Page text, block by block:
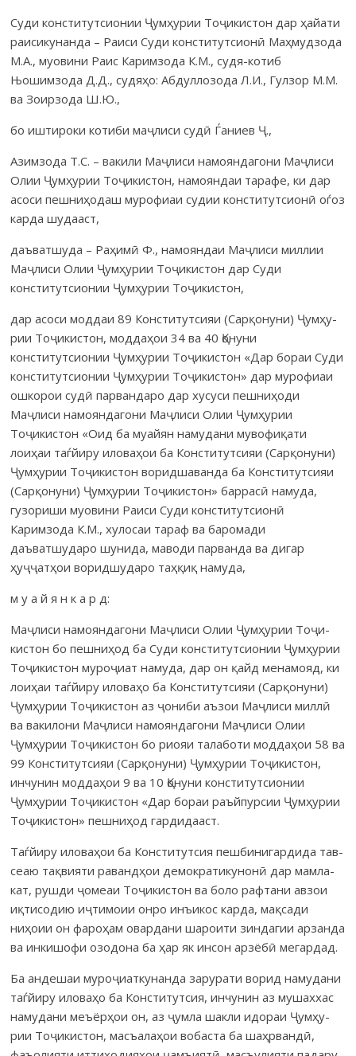
Суди конститутсионии Ҷумҳурии Тоҷикистон дар ҳайати
раисикунанда – Раиси Суди конститутсионӣ Маҳмудзода
М.А., муовини Раис Кари­мзода К.М., судя-котиб
Њошимзода Д.Д., судяҳо: Абдуллозода Л.И., Гулзор М.М.
ва Зоирзода Ш.Ю.,
бо иштироки котиби маҷлиси судӣ Ѓаниев Ҷ.,
Азимзода Т.С. – вакили Маҷлиси намояндагони Маҷлиси
Олии Ҷумҳурии Тоҷи­кис­тон, намояндаи тарафе, ки дар
асоси пешниҳодаш мурофиаи судии конститут­сионӣ оѓоз
карда шудааст,
даъватшуда – Раҳимӣ Ф., намояндаи Маҷлиси миллии
Маҷлиси Олии Ҷумҳурии Тоҷикистон дар Суди
конститутсионии Ҷумҳурии Тоҷикистон,
дар асоси моддаи 89 Конститутсияи (Сарқонуни) Ҷумҳу­
рии Тоҷикис­тон, моддаҳои 34 ва 40 Қонуни
конститутсионии Ҷумҳурии Тоҷикистон «Дар бораи Суди
конститутсионии Ҷумҳу­рии Тоҷикистон» дар мурофиаи
ошкорои судӣ парван­даро дар хусуси пешниҳоди
Маҷлиси намоян­дагони Маҷлиси Олии Ҷумҳурии
Тоҷикистон «Оид ба муайян наму­дани муво­фиқати
лоиҳаи таѓйиру иловаҳои ба Конститутсияи (Сарқонуни)
Ҷум­ҳу­рии Тоҷикистон воридшаванда ба Конститутсияи
(Сарқо­нуни) Ҷумҳурии Тоҷикистон» баррасӣ намуда,
гузориши муо­ви­ни Раиси Суди конститутсионӣ
Каримзода К.М., хулосаи тараф ва баромади
даъватшударо шунида, маводи парванда ва дигар
ҳуҷҷатҳои воридшударо таҳқиқ намуда,
м у а й я н к а р д:
Маҷлиси намояндагони Маҷлиси Олии Ҷумҳурии Тоҷи­
кис­тон бо пеш­­ниҳод ба Суди конститутсионии Ҷум­­­ҳурии
Тоҷи­кистон муроҷиат на­муда, дар он қайд менамояд, ки
лоиҳаи таѓйиру иловаҳо ба Консти­тут­сияи (Сарқонуни)
Ҷумҳурии Тоҷи­кис­тон аз ҷониби аъзои Маҷлиси миллӣ
ва ва­килони Маҷлиси намояндагони Маҷлиси Олии
Ҷумҳурии То­ҷикистон бо риояи талаботи моддаҳои 58 ва
99 Конститутсияи (Сар­қо­нуни) Ҷумҳурии Тоҷикистон,
инчунин моддаҳои 9 ва 10 Қонуни конс­ти­тут­сионии
Ҷумҳурии Тоҷикистон «Дар бораи раъй­пур­сии Ҷумҳурии
То­ҷикистон» пешниҳод гардидааст.
Таѓйиру иловаҳои ба Консти­тутсия пешбинигар­дида тав­
сеаю тақ­ви­яти ра­вандҳои демок­ра­ти­кунонӣ дар мамла­
кат, рушди ҷомеаи Тоҷи­кистон ва боло рафтани авзои
иқти­содию иҷтимоии онро инъикос карда, мақсади
ниҳоии он фароҳам овардани шароити зиндагии арзанда
ва ин­кишофи озодона ба ҳар як инсон арзёбӣ мегардад.
Ба андешаи муроҷиаткунанда зарурати ворид намудани
таѓйиру иловаҳо ба Конс­титут­сия, инчу­нин аз мушаххас
намудани меъёр­ҳои он, аз ҷум­ла шакли идораи Ҷумҳу­
рии Тоҷикис­тон, масъалаҳои вобаста ба шаҳр­вандӣ,